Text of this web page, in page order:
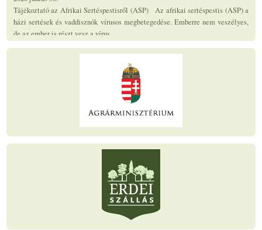
Tájékoztató az Afrikai Sertéspestisről (ASP) Az afrikai sertéspestis (ASP) a
házi sertések és vaddisznók vírusos megbetegedése. Emberre nem veszélyes,
de az ember is részt vesz a vírus...